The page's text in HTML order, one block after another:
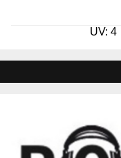
UV: 4